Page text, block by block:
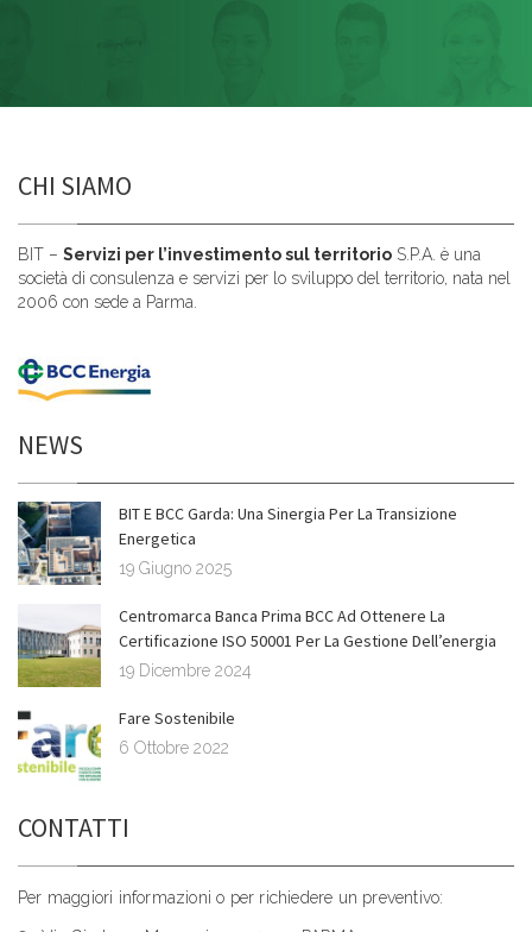
CHI SIAMO
BIT – Servizi per l’investimento sul territorio S.P.A. è una
società di consulenza e servizi per lo sviluppo del territorio, nata nel
2006 con sede a Parma.
NEWS
BIT E BCC Garda: Una Sinergia Per La Transizione
Energetica
19 Giugno 2025
Centromarca Banca Prima BCC Ad Ottenere La
Certificazione ISO 50001 Per La Gestione Dell’energia
19 Dicembre 2024
Fare Sostenibile
6 Ottobre 2022
CONTATTI
Per maggiori informazioni o per richiedere un preventivo: